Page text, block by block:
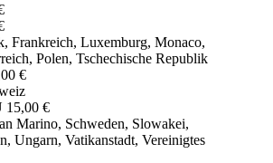
Frankreich, Luxemburg, Monaco,
Polen, Tschechische Republik
€
15,00 €
Marino, Schweden, Slowakei,
Ungarn, Vatikanstadt, Vereinigtes